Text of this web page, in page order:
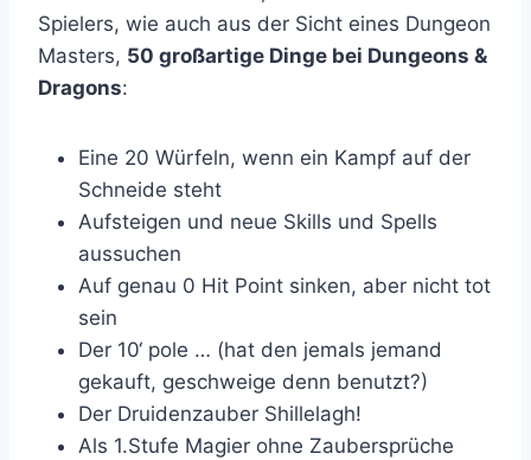
Spielers, wie auch aus der Sicht eines Dungeon
Masters, 50 großartige Dinge bei Dungeons &
Dragons:
Eine 20 Würfeln, wenn ein Kampf auf der
Schneide steht
Aufsteigen und neue Skills und Spells
aussuchen
Auf genau 0 Hit Point sinken, aber nicht tot
sein
Der 10‘ pole … (hat den jemals jemand
gekauft, geschweige denn benutzt?)
Der Druidenzauber Shillelagh!
Als 1.Stufe Magier ohne Zaubersprüche